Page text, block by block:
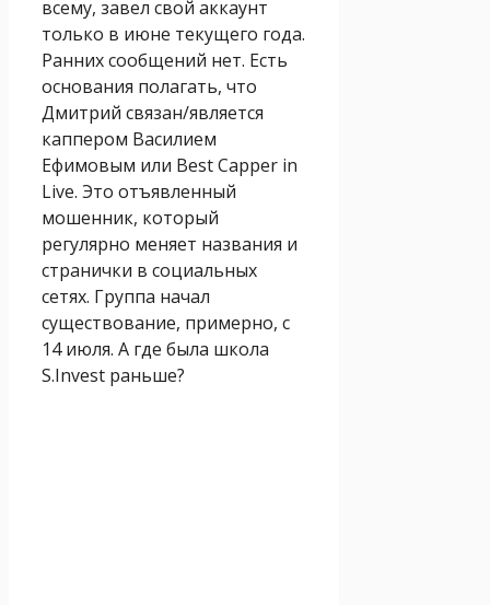
всему, завел свой аккаунт
только в июне текущего года.
Ранних сообщений нет. Есть
основания полагать, что
Дмитрий связан/является
каппером Василием
Ефимовым или Best Capper in
Live. Это отъявленный
мошенник, который
регулярно меняет названия и
странички в социальных
сетях. Группа начал
существование, примерно, с
14 июля. А где была школа
S.Invest раньше?